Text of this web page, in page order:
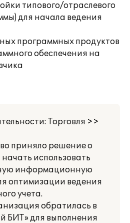
типового/отраслевого
для начала ведения
программных продуктов
обеспечения на
Торговля >>
приняло решение о
использовать
информационную
оптимизации ведения
учета.
обратилась в
БИТ» для выполнения